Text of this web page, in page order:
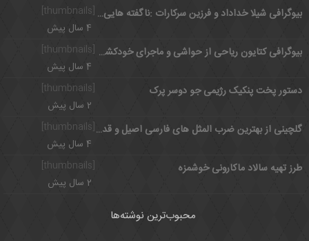
[thumbnails] بیوگرافی شیلا خداداد و فرزین سرکارات :ناگفته هایی از شروع تا شهرت
4 سال پیش
بیوگرافی کتایون ریاحی از حواشی و ماجرای خودکشی تا زندگی حرفه ای
4 سال پیش
[thumbnails]
دستور پخت پنکیک رژیمی جو دوسر پرک
2 سال پیش
گلچینی از بهترین ضرب المثل های فارسی اصیل و قدیمی
4 سال پیش
طرز تهیه سالاد ماکارونی خوشمزه
2 سال پیش
محبوب‌ترین نوشته‌ها